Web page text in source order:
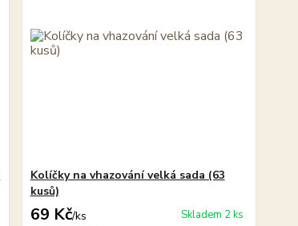
Kolíčky na vhazování velká sada (63
kusů)
69 Kč/ks Skladem 2 ks